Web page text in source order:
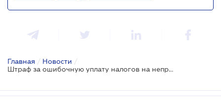
Главная / Новости /
Штраф за ошибочную уплату налогов на неправильный счет отменят - проект